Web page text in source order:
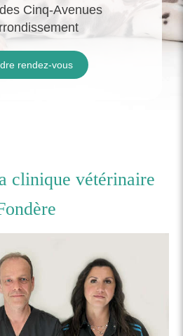
Cinq-Avenues
rendez-vous
clinique vétérinaire